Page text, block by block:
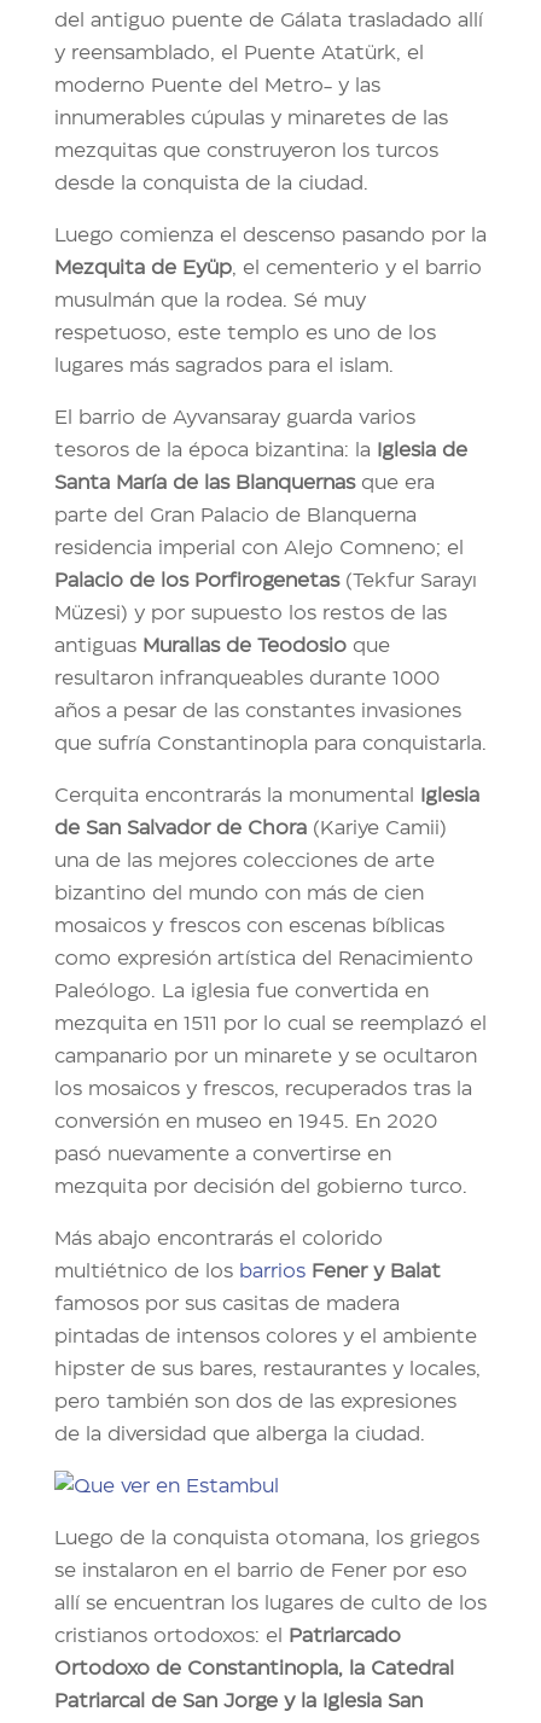
del antiguo puente de Gálata trasladado allí
y reensamblado, el Puente Atatürk, el
moderno Puente del Metro- y las
innumerables cúpulas y minaretes de las
mezquitas que construyeron los turcos
desde la conquista de la ciudad.
Luego comienza el descenso pasando por la
Mezquita de Eyüp, el cementerio y el barrio
musulmán que la rodea. Sé muy
respetuoso, este templo es uno de los
lugares más sagrados para el islam.
El barrio de Ayvansaray guarda varios
tesoros de la época bizantina: la
Iglesia de
Santa María de las Blanquernasque era
parte del Gran Palacio de Blanquerna
residencia imperial con Alejo Comneno; el
Palacio de los Porfirogenetas(Tekfur Sarayı
Müzesi) y por supuesto los restos de las
antiguas Murallas de Teodosioque
resultaron infranqueables durante 1000
años a pesar de las constantes invasiones
que sufría Constantinopla para conquistarla.
Cerquita encontrarás la monumental
Iglesia
de San Salvador de Chora(Kariye Camii)
una de las mejores colecciones de arte
bizantino del mundo con más de cien
mosaicos y frescos con escenas bíblicas
como expresión artística del Renacimiento
Paleólogo. La iglesia fue convertida en
mezquita en 1511 por lo cual se reemplazó el
campanario por un minarete y se ocultaron
los mosaicos y frescos, recuperados tras la
conversión en museo en 1945. En 2020
pasó nuevamente a convertirse en
mezquita por decisión del gobierno turco.
Más abajo encontrarás el colorido
multiétnico de los barrios Fener y Balat
famosos por sus casitas de madera
pintadas de intensos colores y el ambiente
hipster de sus bares, restaurantes y locales,
pero también son dos de las expresiones
de la diversidad que alberga la ciudad.
Luego de la conquista otomana, los griegos
se instalaron en el barrio de Fener por eso
allí se encuentran los lugares de culto de los
cristianos ortodoxos: el
Patriarcado
Ortodoxo de Constantinopla, la Catedral
Patriarcal de San Jorge y la
Iglesia San